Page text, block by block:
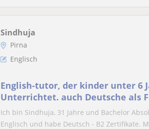
Sindhuja
Pirna
Englisch
English-tutor, der kinder unter 6
Unterrichtet. auch Deutsche als Fremdsprache, der
Kinder aller Altengruppen
Ich bin Sindhuja, 31 Jahre und Bachelor
Englisch und habe Deutsch - B2 Zertifikate.